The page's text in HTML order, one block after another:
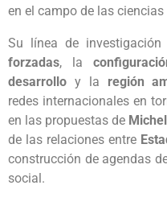
en el campo de las ciencias
Su línea de
forzadas, la
desarrollo y la región
redes internacionales en
en las propuestas de
de las relaciones entre
construcción de agendas
social.